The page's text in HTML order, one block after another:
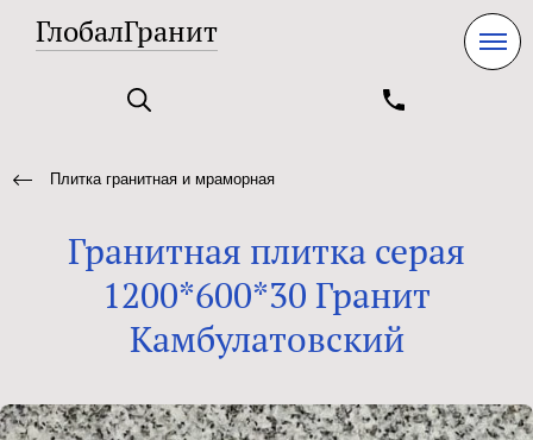
ГлобалГранит
Плитка гранитная и мраморная
Гранитная плитка серая
1200*600*30 Гранит
Камбулатовский